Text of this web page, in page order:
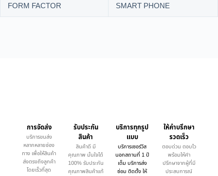
FORM FACTOR
SMART PHONE
การจัดส่ง
บริการขนส่ง
หลากหลายช่อง
ทาง เพื่อให้สินค้า
ส่งตรงถึงลูกค้า
โดยเร็วที่สุด
รับประกัน
สินค้า
สินค้าดี มี
คุณภาพ มั่นใจได้
100% รับประกัน
คุณภาพสินค้าแท้
บริการทุกรูป
แบบ
บริการเซอร์วิส
นอกสถานที่ 1 ปี
เต็ม บริการส่ง
ซ่อม ติดตั้ง ให้
ให้คำบรึกษา
รวดเร็ว
ตอบด่วน ตอบไว
พร้อมให้คำ
ปรึกษาจากผู้ที่มี
ประสบการณ์